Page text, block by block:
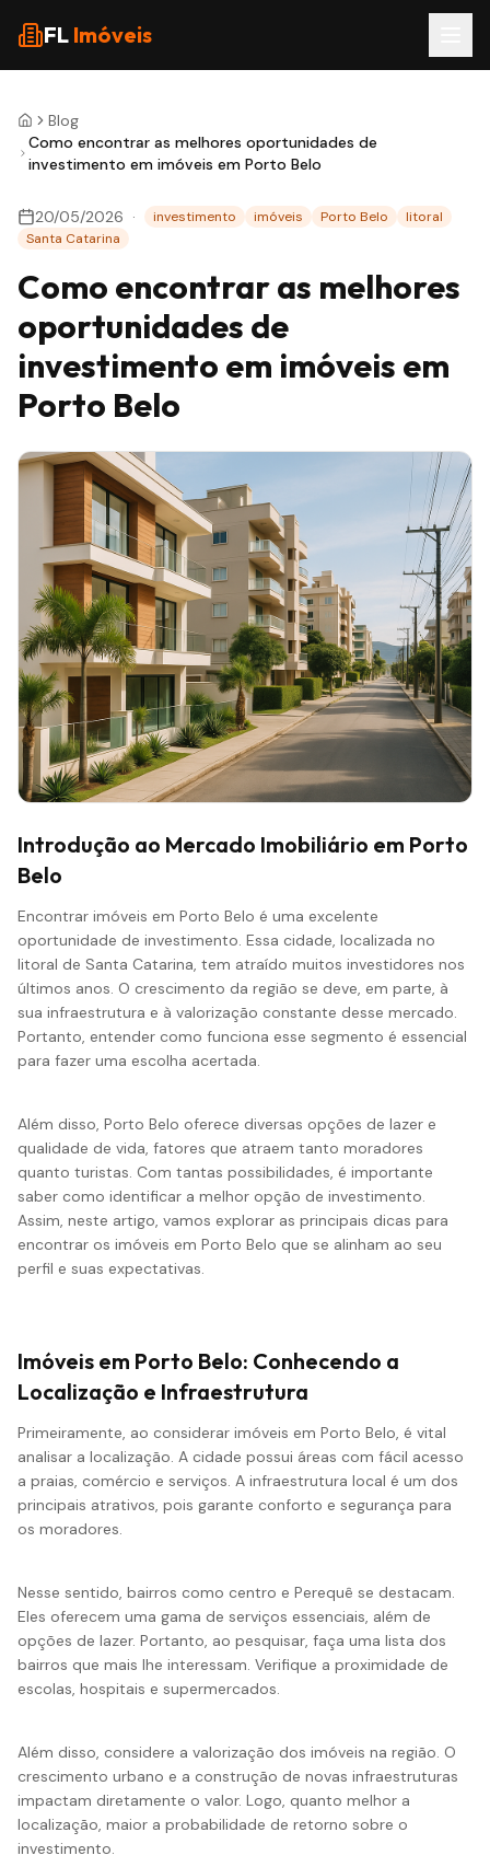
FL Imóveis
Blog
Como encontrar as melhores oportunidades de
investimento em imóveis em Porto Belo
20/05/2026 · investimento imóveis Porto Belo
litoral
Santa Catarina
Como encontrar as melhores
oportunidades de
investimento em imóveis em
Porto Belo
Introdução ao Mercado Imobiliário em Porto
Belo
Encontrar imóveis em Porto Belo é uma excelente
oportunidade de investimento. Essa cidade, localizada no
litoral de Santa Catarina, tem atraído muitos investidores nos
últimos anos. O crescimento da região se deve, em parte, à
sua infraestrutura e à valorização constante desse mercado.
Portanto, entender como funciona esse segmento é essencial
para fazer uma escolha acertada.
Além disso, Porto Belo oferece diversas opções de lazer e
qualidade de vida, fatores que atraem tanto moradores
quanto turistas. Com tantas possibilidades, é importante
saber como identificar a melhor opção de investimento.
Assim, neste artigo, vamos explorar as principais dicas para
encontrar os imóveis em Porto Belo que se alinham ao seu
perfil e suas expectativas.
Imóveis em Porto Belo: Conhecendo a
Localização e Infraestrutura
Primeiramente, ao considerar imóveis em Porto Belo, é vital
analisar a localização. A cidade possui áreas com fácil acesso
a praias, comércio e serviços. A infraestrutura local é um dos
principais atrativos, pois garante conforto e segurança para
os moradores.
Nesse sentido, bairros como centro e Perequê se destacam.
Eles oferecem uma gama de serviços essenciais, além de
opções de lazer. Portanto, ao pesquisar, faça uma lista dos
bairros que mais lhe interessam. Verifique a proximidade de
escolas, hospitais e supermercados.
Além disso, considere a valorização dos imóveis na região. O
crescimento urbano e a construção de novas infraestruturas
impactam diretamente o valor. Logo, quanto melhor a
localização, maior a probabilidade de retorno sobre o
investimento.